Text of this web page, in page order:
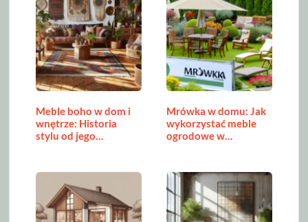
Meble boho w dom i
wnętrze: Historia
stylu od jego…
Mrówka w domu: Jak
wykorzystać meble
ogrodowe w…